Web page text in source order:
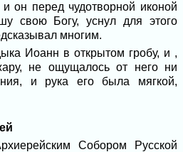
он перед чудотворной иконой
свою Богу, уснул для этого
многим.
Иоанн в открытом гробу, и ,
не ощущалось от него ни
и рука его была мягкой,
Собором Русской